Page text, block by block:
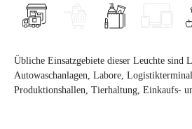
Übliche Einsatzgebiete dieser Leuchte sind
Autowaschanlagen, Labore,
Produktionshallen, Tierhaltung, Einkaufs-